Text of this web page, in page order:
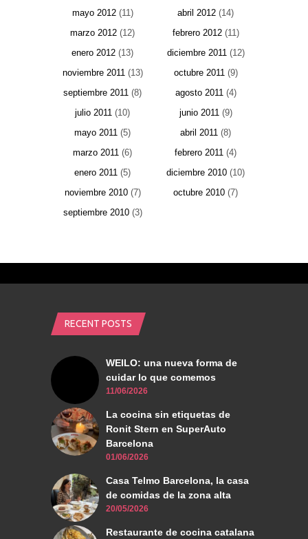
mayo 2012(11) abril 2012 (14)
marzo 2012 (12) febrero 2012(11)
enero 2012 (13) diciembre 2011(12)
noviembre 2011(13) octubre 2011(9)
septiembre 2011 (8) agosto 2011(4)
julio 2011 (10) junio 2011(9)
mayo 2011 (5) abril 2011 (8)
marzo 2011 (6) febrero 2011 (4)
enero 2011 (5) diciembre 2010 (10)
noviembre 2010(7) octubre 2010 (7)
septiembre 2010(3)
RECENT POSTS
WEILO: una nueva forma de
cuidar lo que comemos
11/06/2026
La cocina sin etiquetas de
Ronit Stern en SuperAuto
Barcelona
01/06/2026
Casa Telmo Barcelona, la casa
de comidas de la zona alta
20/05/2026
Restaurante de cocina catalana